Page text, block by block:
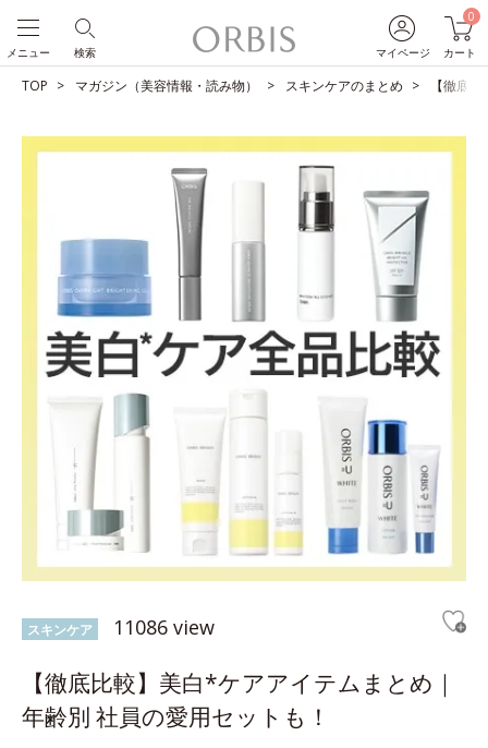
マイページ
0
カート
検索
メニュー
TOP マガジン（美容情報・読み物） スキンケアのまとめ 【徹底
スキンケア 11086 view
【徹底比較】美白*ケアアイテムまとめ｜
年齢別 社員の愛用セットも！